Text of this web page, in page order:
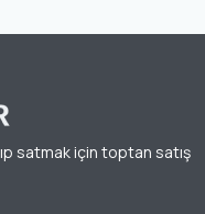
satmak için toptan satış